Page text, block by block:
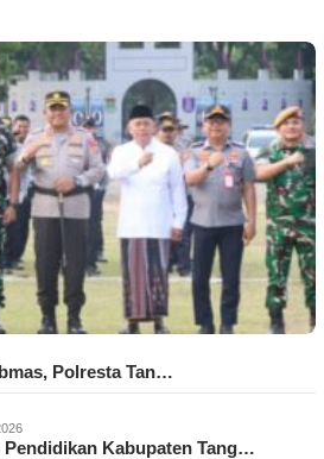
Polresta Tan…
Pendidikan Kabupaten Tang…